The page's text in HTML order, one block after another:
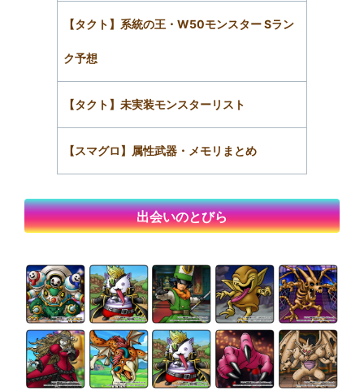
【タクト】系統の王・W50モンスター Sラン
ク予想
【タクト】未実装モンスターリスト
【スマグロ】属性武器・メモリまとめ
出会いのとびら